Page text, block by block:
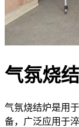
气氛烧
气氛烧结炉是用
备，广泛应用于